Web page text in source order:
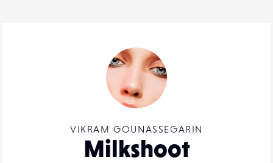
VIKRAM GOUNASSEGARIN
Milkshoot